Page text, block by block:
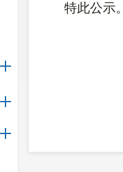
特此公示